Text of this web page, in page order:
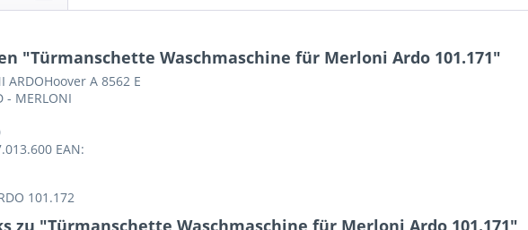
"Türmanschette Waschmaschine für Merloni Ardo 101.171"
A 8562 E
- MERLONI
EAN:
101.172
zu "Türmanschette Waschmaschine für Merloni Ardo 101.171"